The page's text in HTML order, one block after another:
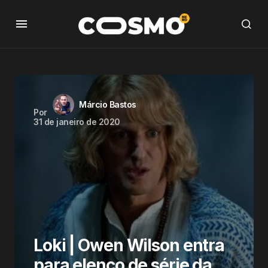
Por
Márcio Bastos
31 de janeiro de 2020
Loki | Owen Wilson entra